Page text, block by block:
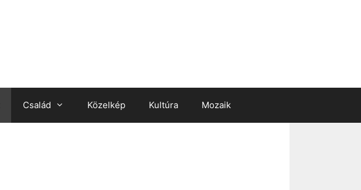
Család Közelkép Kultúra Mozaik